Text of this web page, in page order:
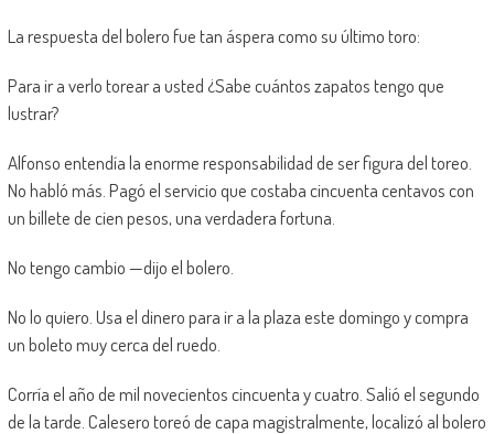
La respuesta del bolero fue tan áspera como su último toro:
Para ir a verlo torear a usted ¿Sabe cuántos zapatos tengo que
lustrar?
Alfonso entendía la enorme responsabilidad de ser figura del toreo.
No habló más. Pagó el servicio que costaba cincuenta centavos con
un billete de cien pesos, una verdadera fortuna.
No tengo cambio —dijo el bolero.
No lo quiero. Usa el dinero para ir a la plaza este domingo y compra
un boleto muy cerca del ruedo.
Corría el año de mil novecientos cincuenta y cuatro. Salió el segundo
de la tarde. Calesero toreó de capa magistralmente, localizó al bolero